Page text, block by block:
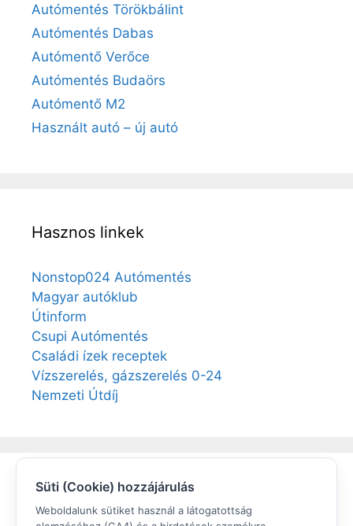
Süti (Cookie) hozzájárulás
Weboldalunk sütiket használ a látogatottság
Autómentés Törökbálint
Autómentés Dabas
Autómentő Verőce
Autómentés Budaörs
Autómentő M2
Használt autó – új autó
Hasznos linkek
Nonstop024 Autómentés
Magyar autóklub
Útinform
Csupi Autómentés
Családi ízek receptek
Vízszerelés, gázszerelés 0-24
Nemzeti Útdíj
Elégedett volt?